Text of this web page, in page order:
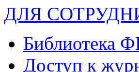
ДЛЯ
Библиотека
Доступ к